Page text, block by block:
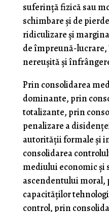
suferinţă fizică sau
schimbare şi de
ridiculizare şi
de împreună-
nereuşită şi
Prin consolidarea
dominante, prin
totalizante, prin
penalizare a
autorităţii formale şi
consolidarea
mediului economic şi
ascendentului moral,
capacităţilor
control, prin